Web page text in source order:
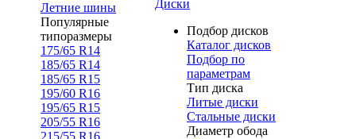
Летние шины
Популярные
типоразмеры
175/65 R14
185/65 R14
185/65 R15
195/60 R16
195/65 R15
205/55 R16
215/55 R16
Диски
Подбор дисков
Каталог дисков
Подбор по
параметрам
Тип диска
Литые диски
Стальные диски
Диаметр обода